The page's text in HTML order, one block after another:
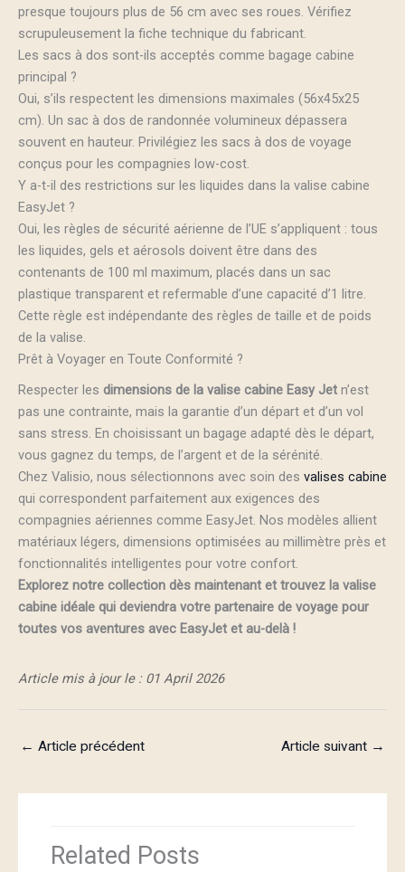
presque toujours plus de 56 cm avec ses roues. Vérifiez
scrupuleusement la fiche technique du fabricant.
Les sacs à dos sont-ils acceptés comme bagage cabine
principal ?
Oui, s’ils respectent les dimensions maximales (56x45x25
cm). Un sac à dos de randonnée volumineux dépassera
souvent en hauteur. Privilégiez les sacs à dos de voyage
conçus pour les compagnies low-cost.
Y a-t-il des restrictions sur les liquides dans la valise cabine
EasyJet ?
Oui, les règles de sécurité aérienne de l’UE s’appliquent : tous
les liquides, gels et aérosols doivent être dans des
contenants de 100 ml maximum, placés dans un sac
plastique transparent et refermable d’une capacité d’1 litre.
Cette règle est indépendante des règles de taille et de poids
de la valise.
Prêt à Voyager en Toute Conformité ?
Respecter les dimensions de la valise cabine Easy Jet n’est
pas une contrainte, mais la garantie d’un départ et d’un vol
sans stress. En choisissant un bagage adapté dès le départ,
vous gagnez du temps, de l’argent et de la sérénité.
Chez Valisio, nous sélectionnons avec soin des valises cabine
qui correspondent parfaitement aux exigences des
compagnies aériennes comme EasyJet. Nos modèles allient
matériaux légers, dimensions optimisées au millimètre près et
fonctionnalités intelligentes pour votre confort.
Explorez notre collection dès maintenant et trouvez la valise
cabine idéale qui deviendra votre partenaire de voyage pour
toutes vos aventures avec EasyJet et au-delà !
Article mis à jour le : 01 April 2026
← Article précédent Article suivant →
Related Posts